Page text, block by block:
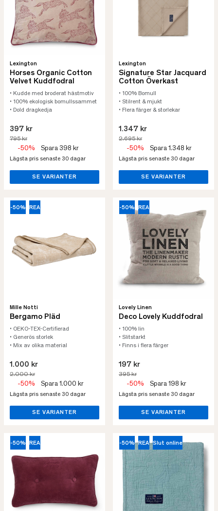
Lexington
Horses Organic Cotton
Velvet Kuddfodral
• Kudde med broderat hästmotiv
• 100% ekologisk bomullssammet
• Dold dragkedja
397 kr
795 kr
-50% Spara 398 kr
Lägsta pris senaste 30 dagar
SE VARIANTER
Lexington
Signature Star Jacquard
Cotton Överkast
• 100% Bomull
• Stilrent & mjukt
• Flera färger & storlekar
1.347 kr
2.695 kr
-50% Spara 1.348 kr
Lägsta pris senaste 30 dagar
SE VARIANTER
-50% REA
Mille Notti
Bergamo Pläd
• OEKO-TEX-Certifierad
• Generös storlek
• Mix av olika material
1.000 kr
2.000 kr
-50% Spara 1.000 kr
Lägsta pris senaste 30 dagar
SE VARIANTER
-50% REA
Lovely Linen
Deco Lovely Kuddfodral
• 100% lin
• Slitstarkt
• Finns i flera färger
197 kr
395 kr
-50% Spara 198 kr
Lägsta pris senaste 30 dagar
SE VARIANTER
-50% REA -50% REA Slut online